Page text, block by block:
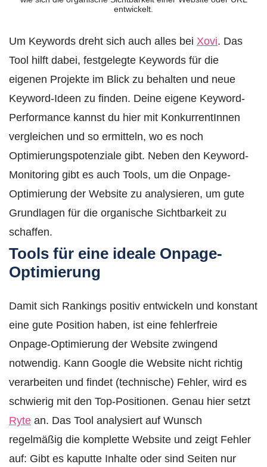
entwickelt.
Um Keywords dreht sich auch alles bei Xovi. Das
Tool hilft dabei, festgelegte Keywords für die
eigenen Projekte im Blick zu behalten und neue
Keyword-Ideen zu finden. Deine eigene Keyword-
Performance kannst du hier mit KonkurrentInnen
vergleichen und so ermitteln, wo es noch
Optimierungspotenziale gibt. Neben den Keyword-
Monitoring gibt es auch Tools, um die Onpage-
Optimierung der Website zu analysieren, um gute
Grundlagen für die organische Sichtbarkeit zu
schaffen.
Tools für eine ideale Onpage-
Optimierung
Damit sich Rankings positiv entwickeln und konstant
eine gute Position haben, ist eine fehlerfreie
Onpage-Optimierung der Website zwingend
notwendig. Kann Google die Website nicht richtig
verarbeiten und findet (technische) Fehler, wird es
schwierig mit den Top-Positionen. Genau hier setzt
Ryte an. Das Tool analysiert auf Wunsch
regelmäßig die komplette Website und zeigt Fehler
auf: Gibt es kaputte Inhalte oder sind Seiten nur